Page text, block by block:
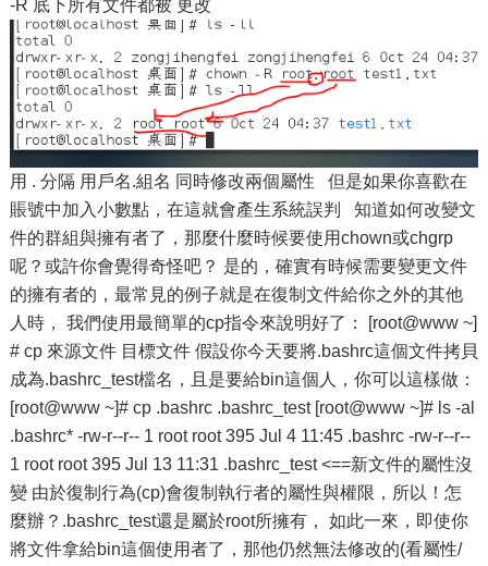
-R 底下所有文件都被 更改
用 . 分隔 用戶名.組名 同時修改兩個屬性 但是如果你喜歡在
賬號中加入小數點，在這就會產生系統誤判 知道如何改變文
件的群組與擁有者了，那麼什麼時候要使用chown或chgrp
呢？或許你會覺得奇怪吧？ 是的，確實有時候需要變更文件
的擁有者的，最常見的例子就是在復制文件給你之外的其他
人時， 我們使用最簡單的cp指令來說明好了： [root@www ~]
# cp 來源文件 目標文件 假設你今天要將.bashrc這個文件拷貝
成為.bashrc_test檔名，且是要給bin這個人，你可以這樣做：
[root@www ~]# cp .bashrc .bashrc_test [root@www ~]# ls -al
.bashrc* -rw-r--r-- 1 root root 395 Jul 4 11:45 .bashrc -rw-r--r--
1 root root 395 Jul 13 11:31 .bashrc_test <==新文件的屬性沒
變 由於復制行為(cp)會復制執行者的屬性與權限，所以！怎
麼辦？.bashrc_test還是屬於root所擁有， 如此一來，即使你
將文件拿給bin這個使用者了，那他仍然無法修改的(看屬性/